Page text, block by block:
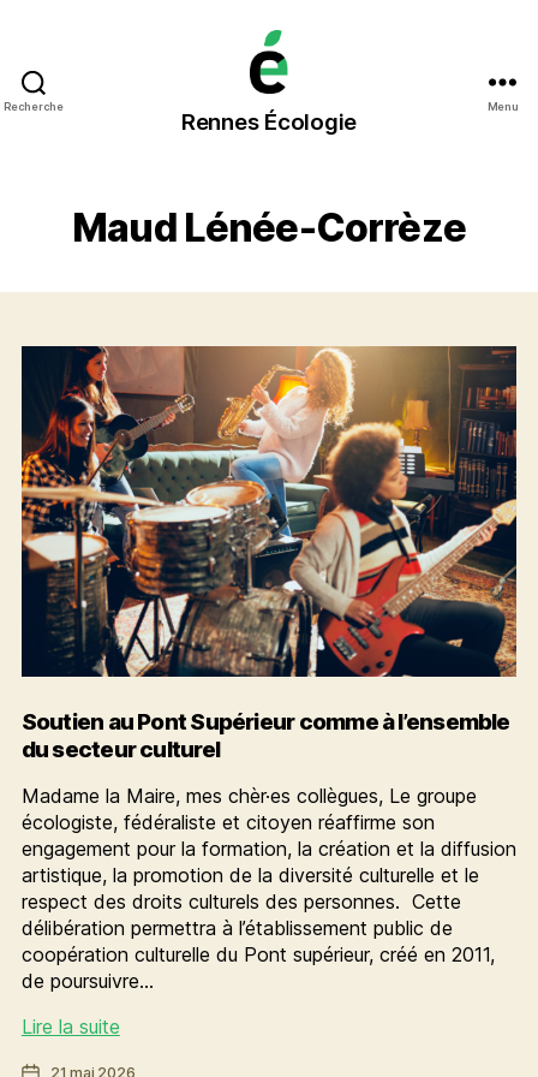
Recherche
Rennes
Écologie
Rennes Écologie
Menu
Maud Lénée-Corrèze
Soutien au Pont Supérieur comme à l’ensemble
du secteur culturel
Madame la Maire, mes chèr·es collègues, Le groupe
écologiste, fédéraliste et citoyen réaffirme son
engagement pour la formation, la création et la diffusion
artistique, la promotion de la diversité culturelle et le
respect des droits culturels des personnes. Cette
délibération permettra à l’établissement public de
coopération culturelle du Pont supérieur, créé en 2011,
de poursuivre…
Lire la suiteSoutien
Date21 mai 2026